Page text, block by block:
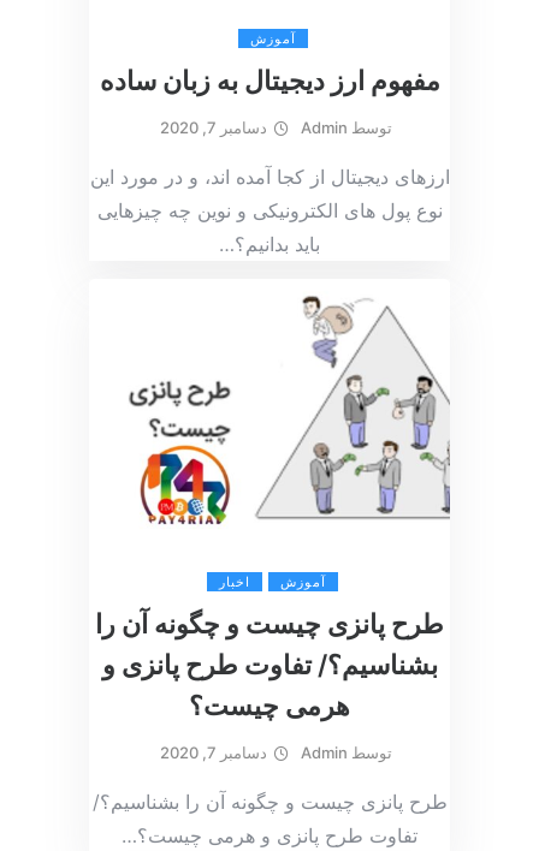
آموزش
مفهوم ارز دیجیتال به زبان ساده
توسط Admin دسامبر 7, 2020
ارزهای دیجیتال از کجا آمده اند، و در مورد این
نوع پول های الکترونیکی و نوین چه چیزهایی
باید بدانیم؟…
آموزش اخبار
طرح پانزی چیست و چگونه آن را
بشناسیم؟/ تفاوت طرح‌ پانزی و
هرمی چیست؟
توسط Admin دسامبر 7, 2020
طرح پانزی چیست و چگونه آن را بشناسیم؟/
تفاوت طرح‌ پانزی و هرمی چیست؟…